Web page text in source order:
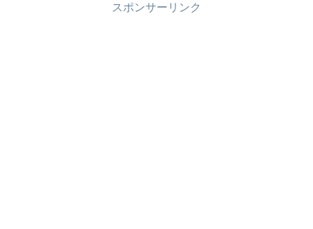
スポンサーリンク